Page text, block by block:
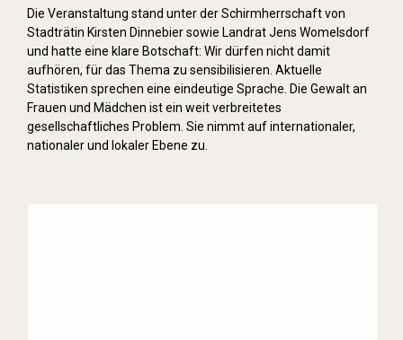
Die Veranstaltung stand unter der Schirmherrschaft von
Stadträtin Kirsten Dinnebier sowie Landrat Jens Womelsdorf
und hatte eine klare Botschaft: Wir dürfen nicht damit
aufhören, für das Thema zu sensibilisieren. Aktuelle
Statistiken sprechen eine eindeutige Sprache. Die Gewalt an
Frauen und Mädchen ist ein weit verbreitetes
gesellschaftliches Problem. Sie nimmt auf internationaler,
nationaler und lokaler Ebene zu.